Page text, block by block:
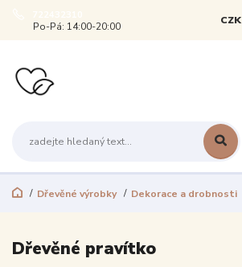
CZK
Po-Pá: 14:00-20:00
Dřevěné výrobky Dekorace a drobnosti
Dřevěné pravítko